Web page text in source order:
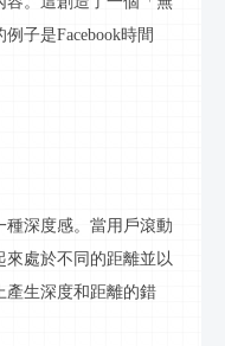
例子是Facebook時間
深度感。當用戶滾動
處於不同的距離並以
產生深度和距離的錯